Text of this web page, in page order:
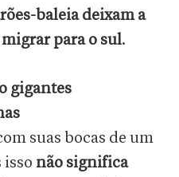
baleia deixam a
para o sul.
gigantes
suas bocas de um
isso não significa